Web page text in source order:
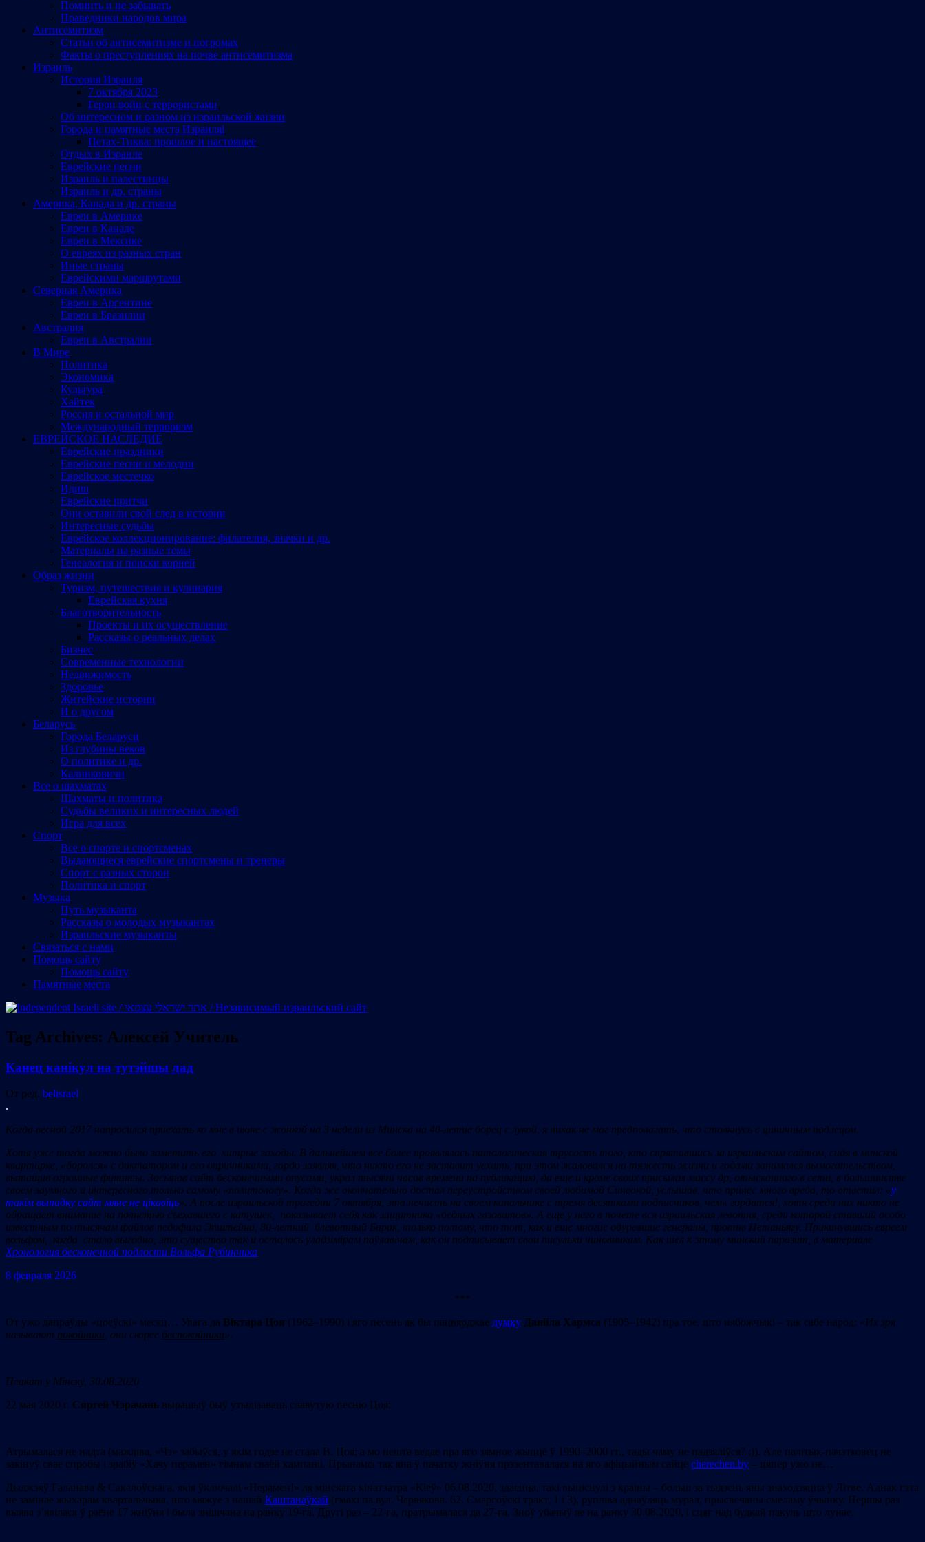
Помнить и не забывать
Праведники народов мира
Антисемитизм
Статьи об антисемитизме и погромах
Факты о преступлениях на почве антисемитизма
Израиль
История Израиля
7 октября 2023
Герои войн с террористами
Об интересном и разном из израильской жизни
Города и памятные места Израиляl
Петах-Тиква: прошлое и настоящее
Отдых в Израиле
Еврейские песни
Израиль и палестинцы
Израиль и др. страны
Америка, Канада и др. страны
Евреи в Америке
Евреи в Канаде
Евреи в Мексике
О евреях из разных стран
Иные страны
Еврейскими маршрутами
Северная Америка
Евреи в Аргентине
Евреи в Бразилии
Австралия
Евреи в Австралии
В Мире
Политика
Экономика
Культура
Хайтек
Россия и остальной мир
Международный терроризм
ЕВРЕЙСКОЕ НАСЛЕДИЕ
Еврейские праздники
Еврейские песни и мелодии
Еврейское местечко
Идиш
Еврейские притчи
Они оставили свой след в истории
Интересные судьбы
Еврейское коллекционирование: филателия, значки и др.
Материалы на разные темы
Генеалогия и поиски корней
Образ жизни
Туризм, путешествия и кулинария
Еврейская кухня
Благотворительность
Проекты и их осуществление
Рассказы о реальных делах
Бизнес
Современные технологии
Недвижимость
Здоровье
Житейские истории
И о другом
Беларусь
Города Беларуси
Из глубины веков
О политике и др.
Калинковичи
Все о шахматах
Шахматы и политика
Судьбы великих и интересных людей
Игра для всех
Спорт
Все о спорте и спортсменах
Выдающиеся еврейские спортсмены и тренеры
Спорт с разных сторон
Политика и спорт
Музыка
Путь музыканта
Рассказы о молодых музыкантах
Израильские музыканты
Cвязаться с нами
Помощь сайту
Помощь сайту
Памятные места
Tag Archives: Алексей Учитель
Канец канікул на тутэйшы лад
От ред. belisrael
.
Когда весной 2017 напросился приехать ко мне в июне с жонкой на 3 недели из Минска на 40-летие борец с лукой, я никак не мог предполагать, что столкнусь с циничным подлецом.
Хотя уже тогда можно было заметить его хитрые заходы. В дальнейшем все более проявлялась патологическая трусость того, кто спрятавшись за израильским сайтом, сидя в минской
квартирке, «боролся» с диктатором и его опричниками, гордо заявляя, что никто его не заставит уехать, при этом жаловался на тяжесть жизни и годами занимался вымогательством,
вытащив огромные финансы. Засыпав сайт бесконечными опусами, украл тысячи часов времени на публикацию, да еще и кроме своих присылал массу др, отысканного в сети, в большинстве
своем заумного и интересного только самому «политологу». Когда же окончательно достал переустройством своей любимой Синеокой, услышав, что принес много вреда, то ответил: «у
такім выпадку сайт мяне не цікавіць». А после израильской трагедии 7 октября, эта нечисть на своем канальчике с тремя десятками подписчиков, чем« гордится!, хотя среди них никто не
обращает внимание на полнстью съехавшего с катушек, показывает себя как защитника «бедных газоватов». А еще у него в почете вся израильская левотня, среди которой ставший особо
известным по тысячам файлов педофила Эпштейна, 80-летний блевотный Барак, только потому, что тот, как и еще многие одуревшие генералы, против Нетаньягу. Прикинувшись евреем
вольфом, когда стало выгодно, это существо так и осталось уладзімірам паўлавічам, как он подписывает свои писульки чиновникам. Как шел к этому минский паразит, в материале
Хронология бесконечной подлости Вольфа Рубинчика
8 февраля 2026
***
От ужо дапраўды «цоеўскі» месяц… Увага да Віктара Цоя (1962–1990) і яго песень як бы пацвярджае думку Данііла Хармса (1905–1942) пра тое, што нябожчыкі – так сабе народ: «Их зря
называют покойники , они скорее беспокойники».
Плакат у Мінску, 30.08.2020
22 мая 2020 г. Сяргей Чэрачань вырашыў быў утылізаваць славутую песню Цоя:
Атрымалася не надта (мажліва, «Чэ» забыўся, у якім годзе не стала В. Цоя; а мо нешта ведае пра яго зямное жыццё ў 1990–2000 гг., тады чаму не падзяліўся? :)). Але палітык-пачатковец не
закінуў свае спробы і зрабіў «Хачу перамен» гімнам сваёй кампаніі. Прынамсі так яна ў пачатку жніўня прэзентавалася на яго афіцыйным сайце cherechen.by – цяпер ужо не…
Дыджэяў Галанава & Сакалоўскага, якія ўключалі «Перамен!» ля мінскага кінатэатра «Кіеў» 06.08.2020, здаецца, такі выціснулі з краіны – больш за тыдзень яны знаходзяцца ў Літве. Аднак гэта
не замінае жыхарам квартальчыка, што мяжуе з нашай Каштанаўкай (гмахі па вул. Чарвякова, 62, Смаргоўскі тракт, 1 і 3), рупліва аднаўляць мурал, прысвечаны смеламу ўчынку. Першы раз
выява з’явілася ў раёне 17 жніўня і была знішчана на ранку 19-га. Другі раз – 22-га, пратрымалася да 27-га. Зноў убачыў яе на ранку 30.08.2020, i сцяг над будкай пакуль што лунае.